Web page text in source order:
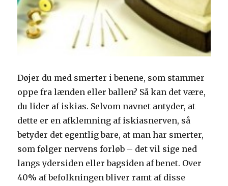
Døjer du med smerter i benene, som stammer
oppe fra lænden eller ballen? Så kan det være,
du lider af iskias. Selvom navnet antyder, at
dette er en afklemning af iskiasnerven, så
betyder det egentlig bare, at man har smerter,
som følger nervens forløb – det vil sige ned
langs ydersiden eller bagsiden af benet. Over
40% af befolkningen bliver ramt af disse